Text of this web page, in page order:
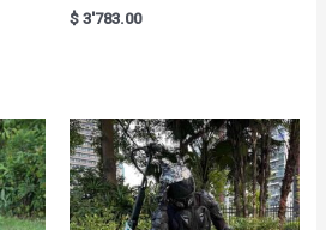
R
a
u
t
o
f
5
$ 3'783.00